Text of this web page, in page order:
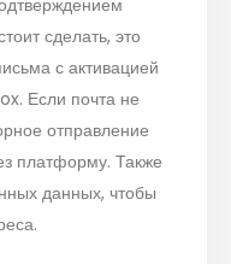
сделать, это
с активацией
Если почта не
отправление
платформу. Также
данных, чтобы